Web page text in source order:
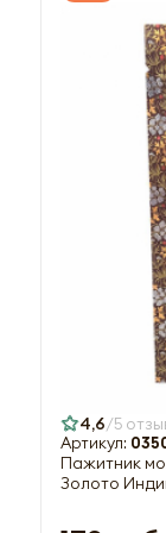
4,6 5
Артикул:
Пажитник
Золото